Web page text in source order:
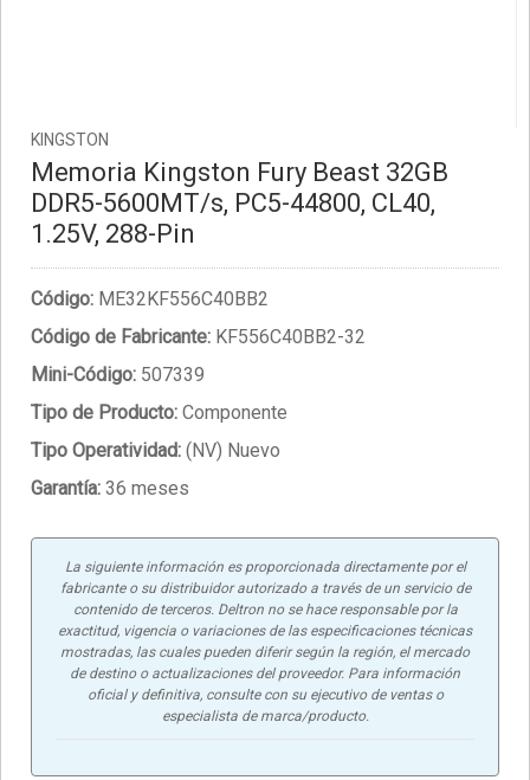
KINGSTON
Memoria Kingston Fury Beast 32GB
DDR5-5600MT/s, PC5-44800, CL40,
1.25V, 288-Pin
Código: ME32KF556C40BB2
Código de Fabricante: KF556C40BB2-32
Mini-Código: 507339
Tipo de Producto: Componente
Tipo Operatividad: (NV) Nuevo
Garantía: 36 meses
La siguiente información es proporcionada directamente por el
fabricante o su distribuidor autorizado a través de un servicio de
contenido de terceros. Deltron no se hace responsable por la
exactitud, vigencia o variaciones de las especificaciones técnicas
mostradas, las cuales pueden diferir según la región, el mercado
de destino o actualizaciones del proveedor. Para información
oficial y definitiva, consulte con su ejecutivo de ventas o
especialista de marca/producto.